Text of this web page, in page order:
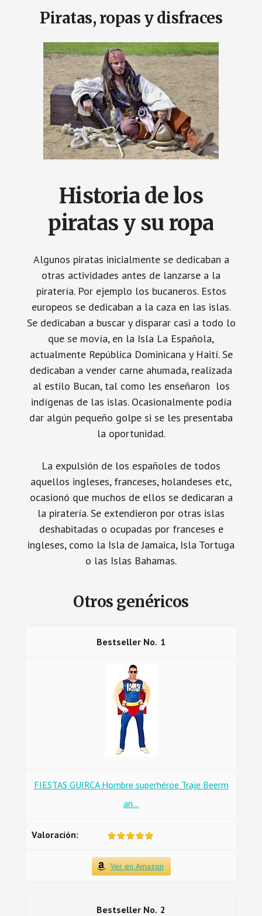
Piratas, ropas y disfraces
Historia de los
piratas y su ropa
Algunos piratas inicialmente se dedicaban a
otras actividades antes de lanzarse a la
piratería. Por ejemplo los bucaneros. Estos
europeos se dedicaban a la caza en las islas.
Se dedicaban a buscar y disparar casi a todo lo
que se movía, en la Isla La Española,
actualmente República Dominicana y Haití. Se
dedicaban a vender carne ahumada, realizada
al estilo Bucan, tal como les enseñaron los
indígenas de las islas. Ocasionalmente podía
dar algún pequeño golpe si se les presentaba
la oportunidad.
La expulsión de los españoles de todos
aquellos ingleses, franceses, holandeses etc,
ocasionó que muchos de ellos se dedicaran a
la piratería. Se extendieron por otras islas
deshabitadas o ocupadas por franceses e
ingleses, como la Isla de Jamaica, Isla Tortuga
o las Islas Bahamas.
Otros genéricos
1
FIESTAS GUIRCA Hombre superhéroe Traje Beerm
an...
Ver en Amazon
2